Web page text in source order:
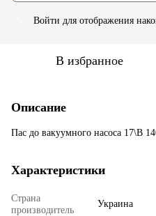
Войти для отображения
В избранное
Описание
Пас до вакуумного насоса 17\В
Характеристики
Страна
производитель
Украина